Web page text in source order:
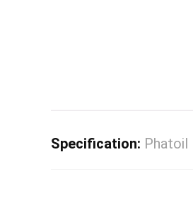
Specification: Phatoil